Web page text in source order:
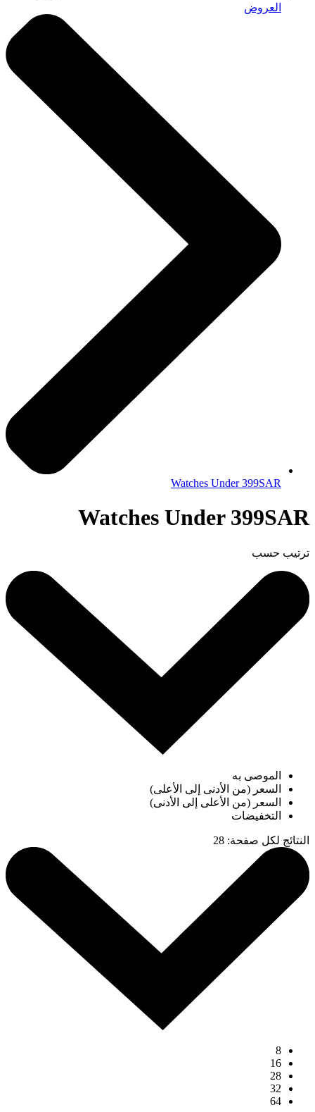
العروض
Watches Under 399SAR
Watches Under 399SAR
ترتيب حسب
الموصى به
السعر (من الأدنى إلى الأعلى)
السعر (من الأعلى إلى الأدنى)
التخفيضات
النتائج لكل صفحة:
28
8
16
28
32
64